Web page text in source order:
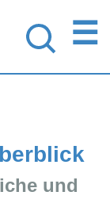
☰
und